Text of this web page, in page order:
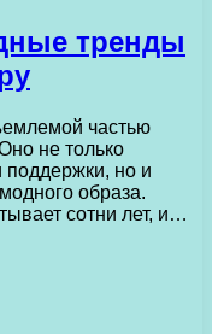
тренды
частью
не только
но и
образа.
сотни лет, и…